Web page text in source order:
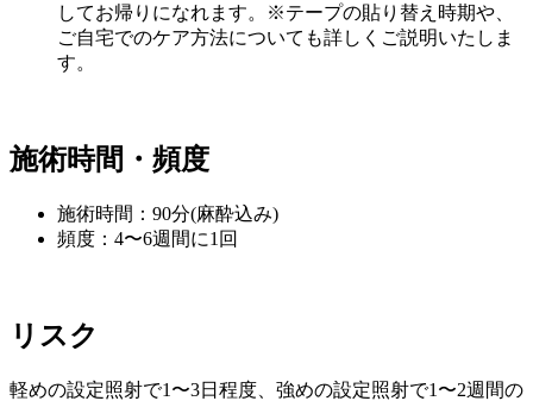
してお帰りになれます。※テープの貼り替え時期や、
ご自宅でのケア方法についても詳しくご説明いたしま
す。
施術時間・頻度
施術時間：90分(麻酔込み)
頻度：4〜6週間に1回
リスク
軽めの設定照射で1〜3日程度、強めの設定照射で1〜2週間の